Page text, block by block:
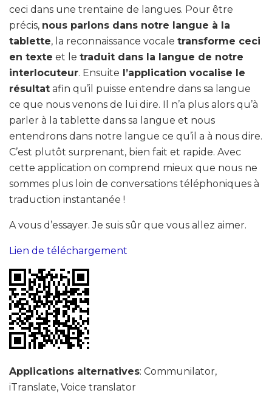
ceci dans une trentaine de langues. Pour être
précis, nous parlons dans notre langue à la
tablette, la reconnaissance vocale transforme ceci
en texte et le traduit dans la langue de notre
interlocuteur. Ensuite l’application vocalise le
résultat afin qu’il puisse entendre dans sa langue
ce que nous venons de lui dire. Il n’a plus alors qu’à
parler à la tablette dans sa langue et nous
entendrons dans notre langue ce qu’il a à nous dire.
C’est plutôt surprenant, bien fait et rapide. Avec
cette application on comprend mieux que nous ne
sommes plus loin de conversations téléphoniques à
traduction instantanée !
A vous d’essayer. Je suis sûr que vous allez aimer.
Lien de téléchargement
Applications alternatives: Communilator,
iTranslate, Voice translator